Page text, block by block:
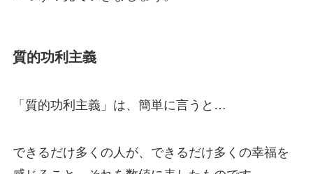
質的功利主義
「質的功利主義」は、簡単に言うと…
できるだけ多くの人が、できるだけ多くの幸福を